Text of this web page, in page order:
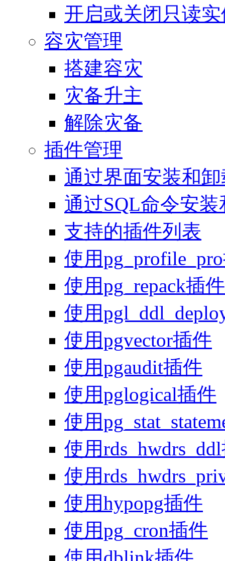
开启或关闭只读
容灾管理
搭建容灾
灾备升主
解除灾备
插件管理
通过界面安装和
通过SQL命令安
支持的插件列表
使用
使用pg_repack插件
使用
使用pgvector插件
使用pgaudit插件
使用pglogical插件
使用
使用
使用
使用hypopg插件
使用pg_cron插件